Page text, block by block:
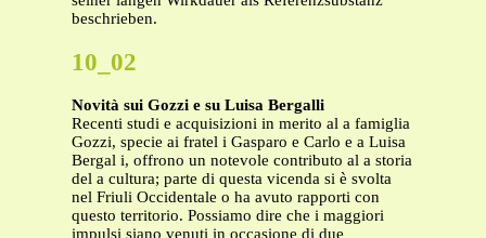
beschrieben.
10_02
Novità sui Gozzi e su Luisa Bergalli
Recenti studi e acquisizioni in merito al a famiglia
Gozzi, specie ai fratel i Gasparo e Carlo e a Luisa
Bergal i, offrono un notevole contributo al a storia
del a cultura; parte di questa vicenda si è svolta
nel Friuli Occidentale o ha avuto rapporti con
questo territorio. Possiamo dire che i maggiori
impulsi siano venuti in occasione di due